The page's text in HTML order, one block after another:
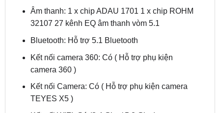
Bluetooth: Hỗ trợ 5.1 Bluetooth
camera 360 )
Kết nối Camera: Có ( Hỗ trợ phụ kiện camera
TEYES X5 )
Kết nối WIFI: Có (2.4 Ghz / 5.0 Ghz )